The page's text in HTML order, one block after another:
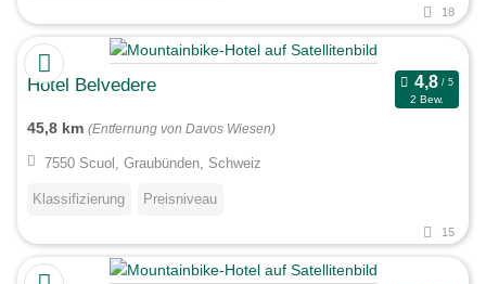
18
Hotel Belvedere
2 Bew.
45,8 km (Entfernung von Davos Wiesen)
7550 Scuol, Graubünden, Schweiz
Klassifizierung Preisniveau
15